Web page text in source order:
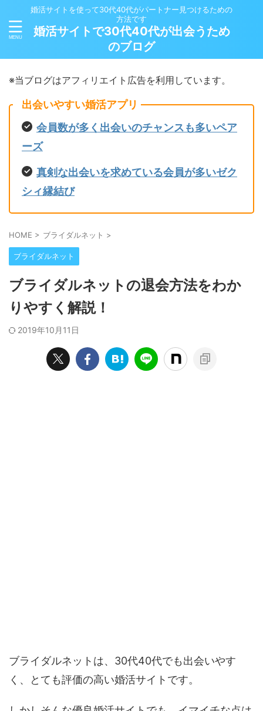
婚活サイトを使って30代40代がパートナー見つけるための
方法です
婚活サイトで30代40代が出会うため
のブログ
※当ブログはアフィリエイト広告を利用しています。
出会いやすい婚活アプリ
会員数が多く出会いのチャンスも多いペア
ーズ
真剣な出会いを求めている会員が多いゼク
シィ縁結び
HOME > ブライダルネット >
ブライダルネット
ブライダルネットの退会方法をわか
りやすく解説！
2019年10月11日
ブライダルネットは、30代40代でも出会いやす
く、とても評価の高い婚活サイトです。